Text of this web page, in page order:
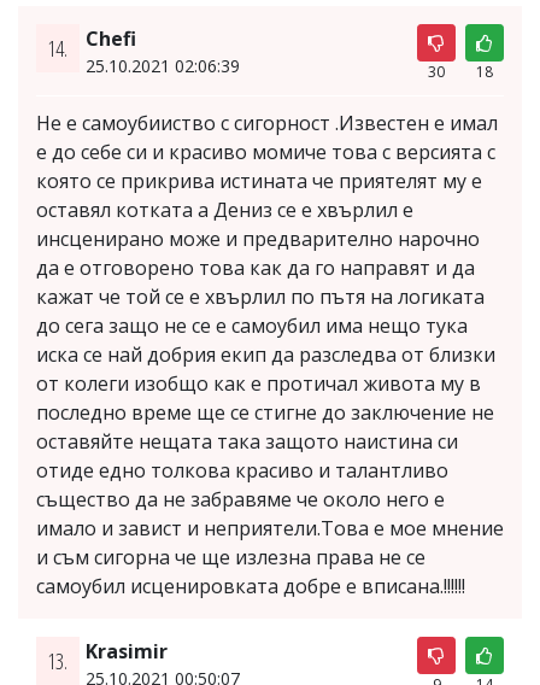
14. Chefi
25.10.2021 02:06:39 30 18
Не е самоубииство с сигорност .Известен е имал
е до себе си и красиво момиче това с версията с
която се прикрива истината че приятелят му е
оставял котката а Дениз се е хвърлил е
инсценирано може и предварително нарочно
да е отговорено това как да го направят и да
кажат че той се е хвърлил по пътя на логиката
до сега защо не се е самоубил има нещо тука
иска се най добрия екип да разследва от близки
от колеги изобщо как е протичал живота му в
последно време ще се стигне до заключение не
оставяйте нещата така защото наистина си
отиде едно толкова красиво и талантливо
същество да не забравяме че около него е
имало и завист и неприятели.Това е мое мнение
и съм сигорна че ще излезна права не се
самоубил исценировката добре е вписана.!!!!!!
13. Krasimir
25.10.2021 00:50:07